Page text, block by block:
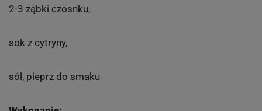
2-3 ząbki czosnku,
sok z cytryny,
sól, pieprz do smaku